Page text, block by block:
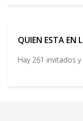
QUIEN ESTA EN
Hay 261 invitados